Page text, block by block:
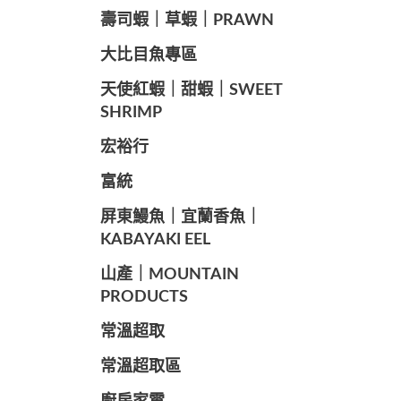
️壽司蝦｜草蝦｜PRAWN
️大比目魚專區
️天使紅蝦｜甜蝦｜SWEET
SHRIMP
宏裕行
富統
️屏東鰻魚｜宜蘭香魚｜
KABAYAKI EEL
山產｜MOUNTAIN
PRODUCTS
常溫超取
常溫超取區